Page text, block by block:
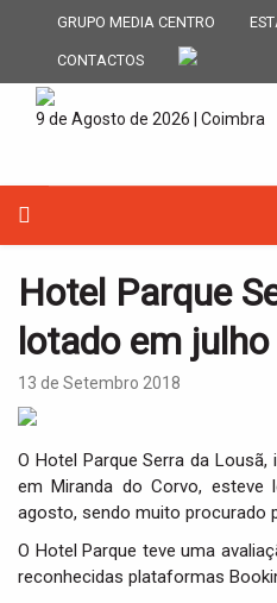
GRUPO MEDIA CENTRO
CONTACTOS
9 de Agosto de 2026 | Coimbra
Hotel Parque
lotado em
13 de Setembro 2018
O Hotel Parque Serra da
em Miranda do Corvo,
agosto, sendo muito procurado
O Hotel Parque teve uma
reconhecidas plataformas